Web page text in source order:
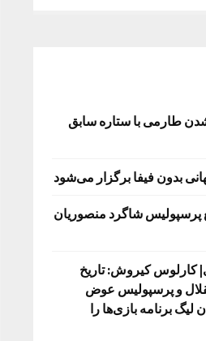
طارمی با ستاره سابق
بدون فیفا برگزار می‌شود
شاگرد منصوریان
کیروش: تاریخ
و پرسپولیس عوض
برنامه بازی‌ها را